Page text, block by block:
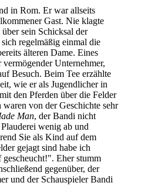
in Rom. Er war allseits
Gast. Nie klagte
sein Schicksal der
regelmäßig einmal die
älteren Dame. Eines
vermögender Unternehmer,
Besuch. Beim Tee erzählte
wie er als Jugendlicher in
den Pferden über die Felder
von der Geschichte sehr
Man, der Bandi nicht
wenig ab und
Sie als Kind auf dem
gejagt sind habe ich
Eher stumm
gegenüber, der
und der Schauspieler Bandi